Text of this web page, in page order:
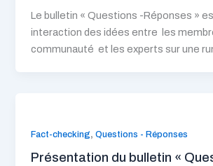
Le bulletin « Questions -Réponses »
interaction des idées entre les
communauté et les experts sur une
Fact-checking,Questions - Réponses
Présentation du bulletin «